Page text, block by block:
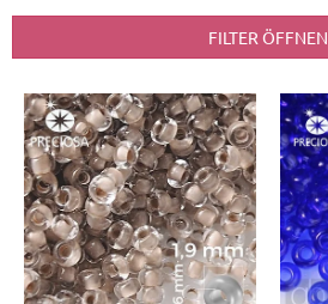
s
o
g
FILTER ÖFFNEN
d